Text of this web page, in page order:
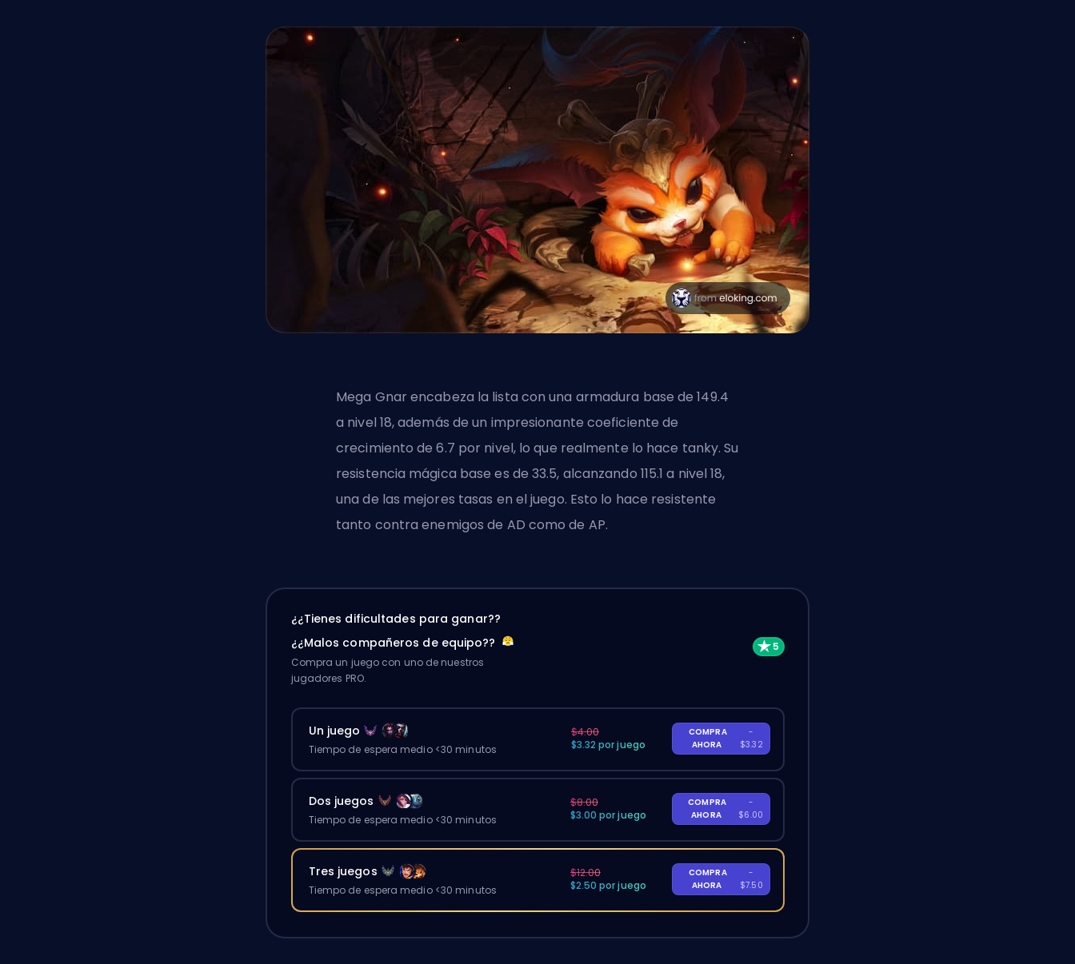
Mega Gnar encabeza la lista con una armadura base de 149.4
a nivel 18, además de un impresionante coeficiente de
crecimiento de 6.7 por nivel, lo que realmente lo hace tanky. Su
resistencia mágica base es de 33.5, alcanzando 115.1 a nivel 18,
una de las mejores tasas en el juego. Esto lo hace resistente
tanto contra enemigos de AD como de AP.
¿¿Tienes dificultades para ganar??
¿¿Malos compañeros de equipo??
Compra un juego con uno de nuestros
jugadores PRO.
Un juego
Tiempo de espera medio <30 minutos
$4.00
$3.32 por juego
COMPRA
AHORA
-
$3.32
Dos juegos
Tiempo de espera medio <30 minutos
$8.00
$3.00 por juego
COMPRA
AHORA
-
$6.00
Tres juegos
Tiempo de espera medio <30 minutos
$12.00
$2.50 por juego
COMPRA
AHORA
-
$7.50